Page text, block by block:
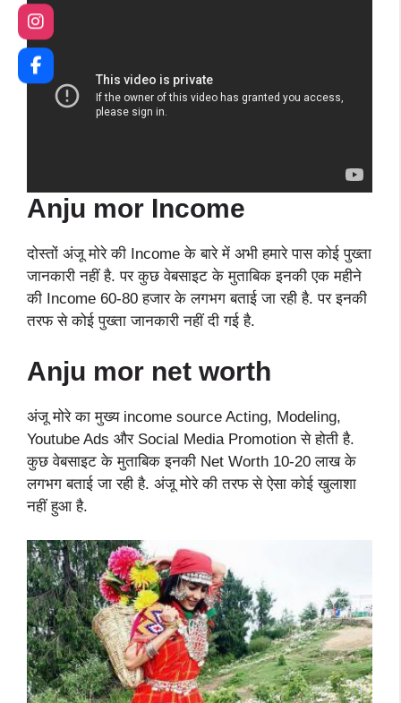
Anju mor Income
दोस्तों अंजू मोरे की Income के बारे में अभी हमारे पास कोई पुख्ता
जानकारी नहीं है. पर कुछ वेबसाइट के मुताबिक इनकी एक महीने
की Income 60-80 हजार के लगभग बताई जा रही है. पर इनकी
तरफ से कोई पुख्ता जानकारी नहीं दी गई है.
Anju mor net worth
अंजू मोरे का मुख्य income source Acting, Modeling,
Youtube Ads और Social Media Promotion से होती है.
कुछ वेबसाइट के मुताबिक इनकी Net Worth 10-20 लाख के
लगभग बताई जा रही है. अंजू मोरे की तरफ से ऐसा कोई खुलाशा
नहीं हुआ है.